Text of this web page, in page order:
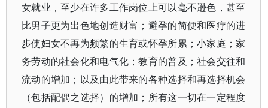
女就业，至少在许多工作岗位上可以毫不逊色，甚至
比男子更为出色地创造财富；避孕的简便和医疗的进
步使妇女不再为频繁的生育或怀孕所累；小家庭；家
务劳动的社会化和电气化；教育的普及；社会交往和
流动的增加；以及由此带来的各种选择和再选择机会
（包括配偶之选择）的增加；所有这一切在一定程度